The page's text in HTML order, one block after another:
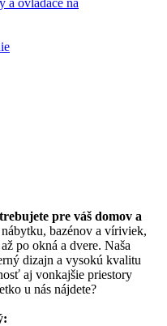
a ovládače na
pre váš domov a
bazénov a víriviek,
po okná a dvere. Naša
dizajn a vysokú kvalitu
aj vonkajšie priestory
u nás nájdete?